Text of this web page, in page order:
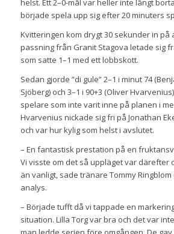
helst. Ett 2–0-mål var heller inte långt
började spela upp sig efter 20 minuters
Kvitteringen kom drygt 30 sekunder in på
passning från Granit Stagova letade sig
som satte 1–1 med ett lobbskott.
Sedan gjorde ”di gule” 2–1 i minut 74
Sjöberg) och 3–1 i 90+3 (Oliver
spelare som inte varit inne på planen i
Hvarvenius nickade sig fri på Jonathan
och var hur kylig som helst i avslutet.
– En fantastisk prestation på en
Vi visste om det så uppläget var därefter
än vanligt, sade tränare Tommy
analys.
– Började tufft då vi tappade en
situation. Lilla Torg var bra och det var